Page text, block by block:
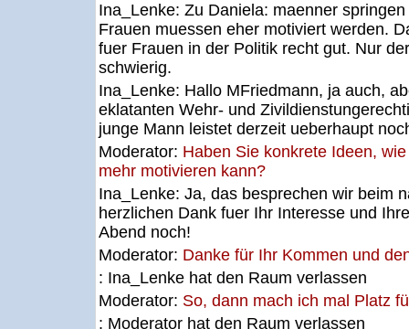
Ina_Lenke: Zu Daniela: maenner
Frauen muessen eher motiviert werden.
fuer Frauen in der Politik recht gut. Nur
schwierig.
Ina_Lenke: Hallo MFriedmann, ja auch,
eklatanten Wehr- und
junge Mann leistet derzeit ueberhaupt
Moderator: Haben Sie konkrete Ideen,
mehr motivieren kann?
Ina_Lenke: Ja, das besprechen wir beim
herzlichen Dank fuer Ihr Interesse und
Abend noch!
Moderator: Danke für Ihr Kommen und
: Ina_Lenke hat den Raum verlassen
Moderator: So, dann mach ich mal Platz
: Moderator hat den Raum verlassen